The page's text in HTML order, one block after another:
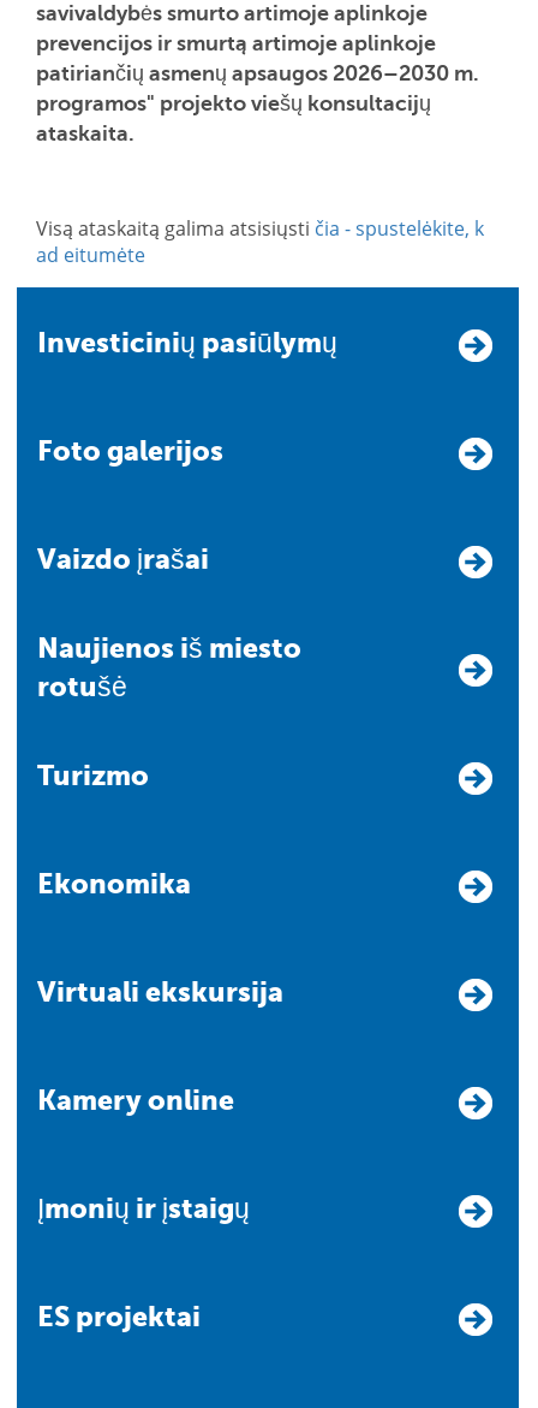
savivaldybės smurto artimoje aplinkoje
prevencijos ir smurtą artimoje aplinkoje
patiriančių asmenų apsaugos 2026–2030 m.
programos" projekto viešų konsultacijų
ataskaita.
Visą ataskaitą galima atsisiųsti čia - spustelėkite, k
ad eitumėte
Investicinių pasiūlymų
Foto galerijos
Vaizdo įrašai
Naujienos iš miesto
rotušė
Turizmo
Ekonomika
Virtuali ekskursija
Kamery online
Įmonių ir įstaigų
ES projektai